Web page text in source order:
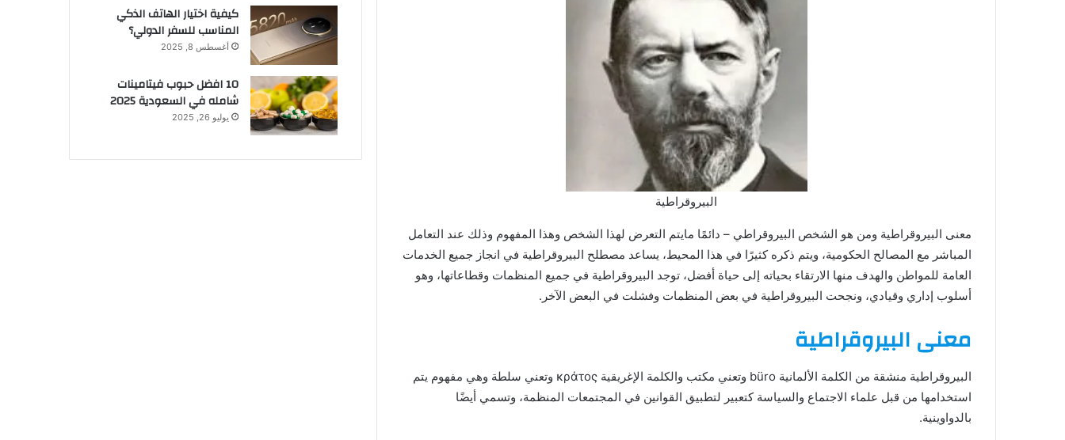
البيروقراطية
معنى البيروقراطية ومن هو الشخص البيروقراطي – دائمًا مايتم التعرض لهذا الشخص وهذا المفهوم وذلك عند التعامل
المباشر مع المصالح الحكومية، ويتم ذكره كثيرًا في هذا المحيط، يساعد مصطلح البيروقراطية في انجاز جميع الخدمات
العامة للمواطن والهدف منها الارتقاء بحياته إلى حياة أفضل، توجد البيروقراطية في جميع المنظمات وقطاعاتها، وهو
أسلوب إداري وقيادي، ونجحت البيروقراطية في بعض المنظمات وفشلت في البعض الآخر.
معنى البيروقراطية
البيروقراطية منشقة من الكلمة الألمانية büro وتعني مكتب والكلمة الإغريقية κράτος وتعني سلطة وهي مفهوم يتم
استخدامها من قبل علماء الاجتماع والسياسة كتعبير لتطبيق القوانين في المجتمعات المنظمة، وتسمي أيضًا
بالدواوينية.
كيفية اختيار الهاتف الذكي
المناسب للسفر الدولي؟
أغسطس 8, 2025
10 افضل حبوب فيتامينات
شامله​ في السعودية 2025
يوليو 26, 2025